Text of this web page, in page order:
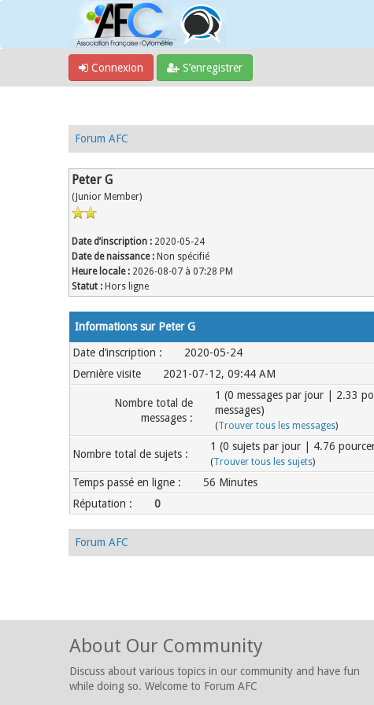
Connexion S’enregistrer
Forum AFC
Peter G
(Junior Member)
Date d’inscription : 2020-05-24
Date de naissance : Non spécifié
Heure locale : 2026-08-07 à 07:28 PM
Statut : Hors ligne
Informations sur Peter G
Date d’inscription :
2020-05-24
Dernière visite
2021-07-12, 09:44 AM
Nombre total de
messages :
1 (0 messages par jour | 2.33
messages)
(Trouver tous les messages)
Nombre total de sujets :
1 (0 sujets par jour | 4.76
(Trouver tous les sujets)
Temps passé en ligne :
56 Minutes
Réputation :
0
Forum AFC
About Our Community
Discuss about various topics in our community and have fun
while doing so. Welcome to Forum AFC